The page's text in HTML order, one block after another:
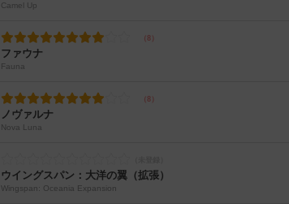
Camel Up
ファウナ
Fauna
ノヴァルナ
Nova Luna
ウイングスパン：大洋の翼（拡張）
Wingspan: Oceania Expansion